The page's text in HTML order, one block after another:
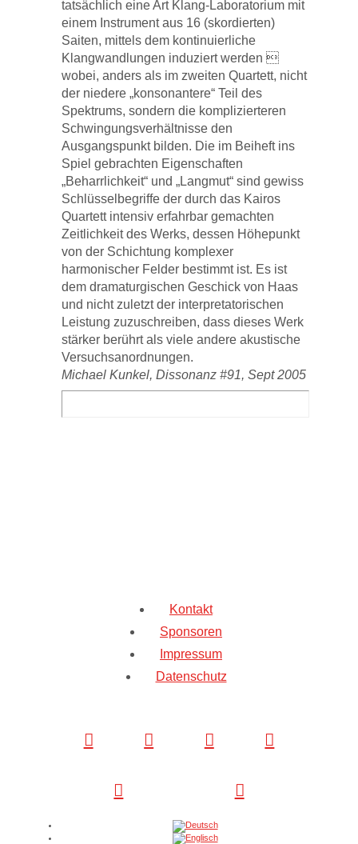
tatsächlich eine Art Klang-Laboratorium mit
einem Instrument aus 16 (skordierten)
Saiten, mittels dem kontinuierliche
Klangwandlungen induziert werden 
wobei, anders als im zweiten Quartett, nicht
der niedere „konsonantere“ Teil des
Spektrums, sondern die komplizierteren
Schwingungsverhältnisse den
Ausgangspunkt bilden. Die im Beiheft ins
Spiel gebrachten Eigenschaften
„Beharrlichkeit“ und „Langmut“ sind gewiss
Schlüsselbegriffe der durch das Kairos
Quartett intensiv erfahrbar gemachten
Zeitlichkeit des Werks, dessen Höhepunkt
von der Schichtung komplexer
harmonischer Felder bestimmt ist. Es ist
dem dramaturgischen Geschick von Haas
und nicht zuletzt der interpretatorischen
Leistung zuzuschreiben, dass dieses Werk
stärker berührt als viele andere akustische
Versuchsanordnungen.
Michael Kunkel, Dissonanz #91, Sept 2005
Kontakt
Sponsoren
Impressum
Datenschutz